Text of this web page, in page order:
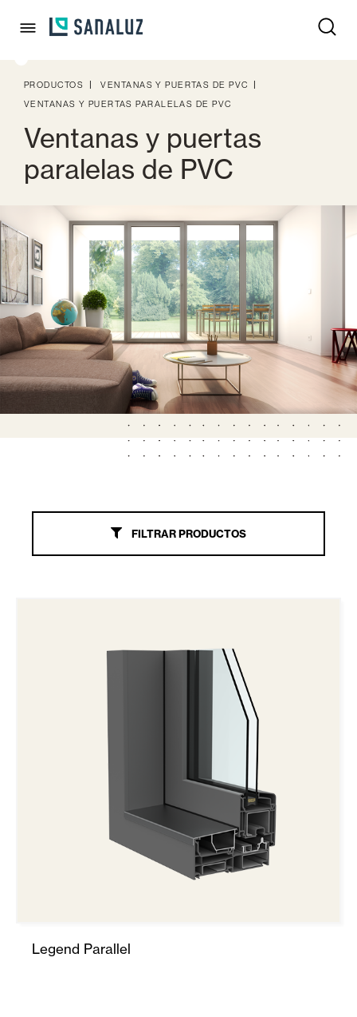
PRODUCTOS
VENTANAS Y PUERTAS DE PVC
VENTANAS Y PUERTAS PARALELAS DE PVC
Ventanas y puertas
paralelas de PVC
VENTANAS Y PUERTAS DE ALUMINIO
VENTANAS Y PUERTAS DE PVC
Ventanas y puertas practicables de PVC
Ventanas y puertas correderas de PVC
Puertas elevables de PVC
Ventanas y puertas paralelas de PVC
PRODUCTOS COMPATIBLES
FILTRAR PRODUCTOS
Legend Parallel